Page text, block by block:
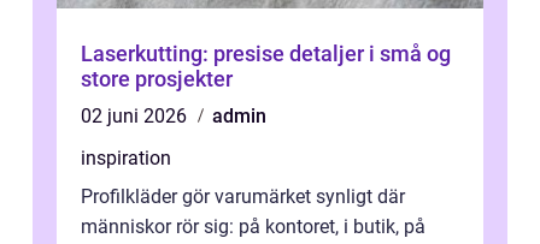
Laserkutting: presise detaljer i små og
store prosjekter
02 juni 2026
admin
inspiration
Profilkläder gör varumärket synligt där
människor rör sig: på kontoret, i butik, på